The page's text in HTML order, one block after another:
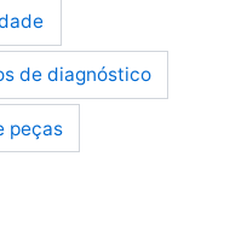
de diagnóstico
peças